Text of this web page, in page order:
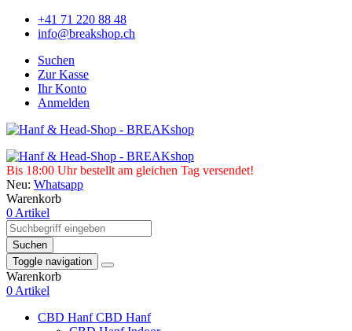
+41 71 220 88 48
info@breakshop.ch
Suchen
Zur Kasse
Ihr Konto
Anmelden
Bis 18:00 Uhr bestellt am gleichen Tag versendet!
Neu: Whatsapp
Warenkorb
0 Artikel
Suchen
Toggle navigation
Warenkorb
0 Artikel
CBD HanfCBD Hanf